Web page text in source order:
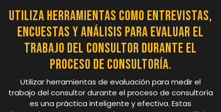
Utiliza herramientas como entrevistas,
encuestas y análisis para evaluar el
trabajo del consultor durante el
proceso de consultoría.
Utilizar herramientas de evaluación para medir el
trabajo del consultor durante el proceso de consultoría
es una práctica inteligente y efectiva. Estas